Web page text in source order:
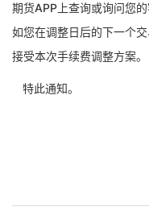
期货APP上查询或询问您
如您在调整日后的下一个
接受本次手续费调整方案。
特此通知。